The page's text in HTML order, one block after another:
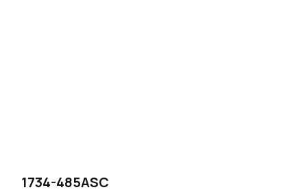
1734-485ASC